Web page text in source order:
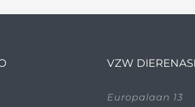
VZW
Europalaan 13